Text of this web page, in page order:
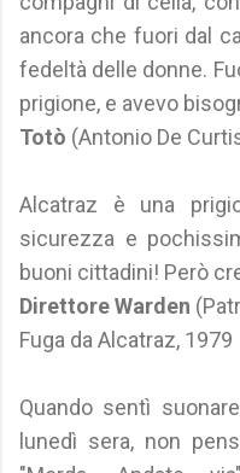
ancora che fuori dal
fedeltà delle donne.
prigione, e avevo
Totò (Antonio De
Alcatraz è una
sicurezza e
buoni cittadini! Però
Direttore Warden
Fuga da Alcatraz, 1979
Quando sentì
lunedì sera, non